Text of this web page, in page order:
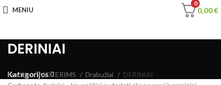
MENIU
0
0,00€
DERINIAI
Kategorijos
Pradžia MOTERIMS Drabužiai
DERINIAI